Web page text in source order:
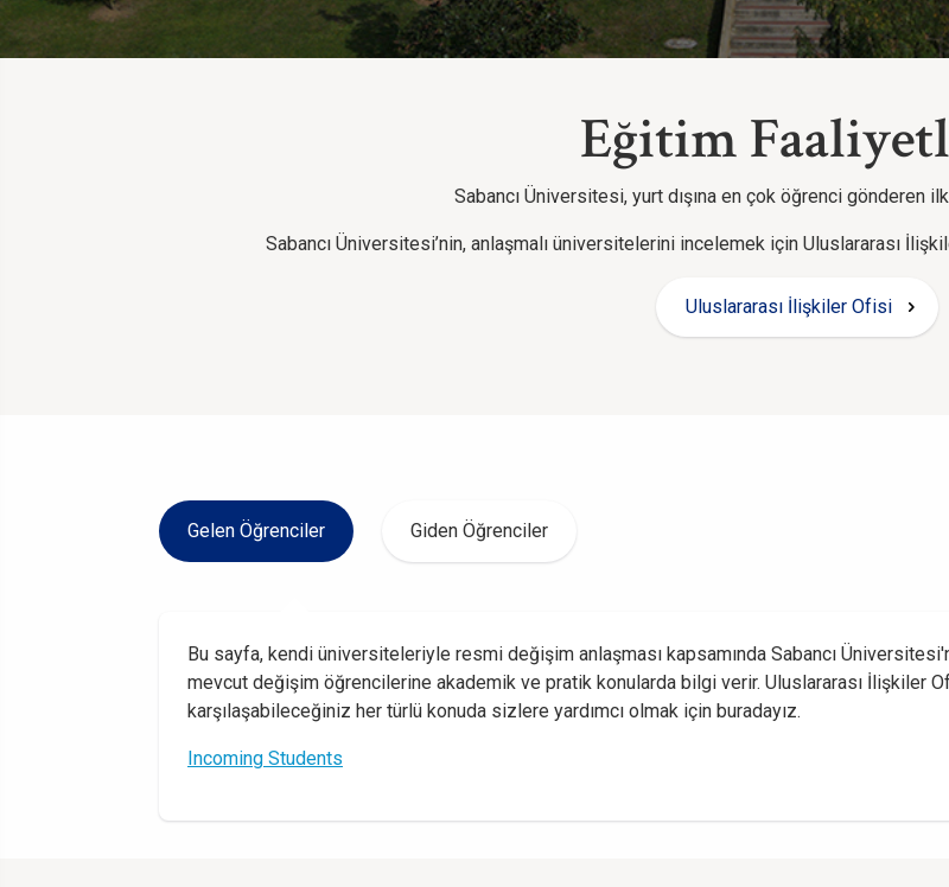
Eğitim
Sabancı Üniversitesi, yurt dışına en çok öğrenci gönderen
Sabancı Üniversitesi’nin, anlaşmalı üniversitelerini incelemek için Uluslararası
Uluslararası İlişkiler Ofisi
Gelen Öğrenciler Giden Öğrenciler
Bu sayfa, kendi üniversiteleriyle resmi değişim anlaşması kapsamında Sabancı
mevcut değişim öğrencilerine akademik ve pratik konularda bilgi verir. Uluslararası İlişkiler
karşılaşabileceğiniz her türlü konuda sizlere yardımcı olmak için buradayız.
Incoming Students